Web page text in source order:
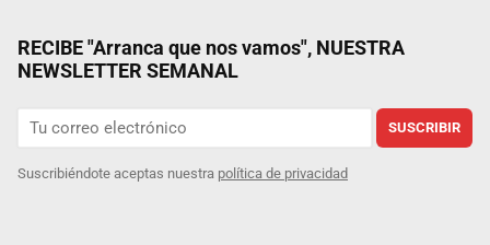
RECIBE "Arranca que nos vamos", NUESTRA
NEWSLETTER SEMANAL
SUSCRIBIR
Suscribiéndote aceptas nuestra política de privacidad